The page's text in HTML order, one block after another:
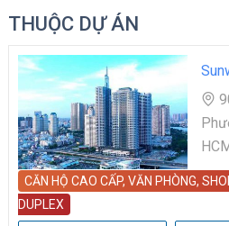
THUỘC DỰ ÁN
CĂN HỘ CAO CẤP, VĂN PHÒNG,
DUPLEX